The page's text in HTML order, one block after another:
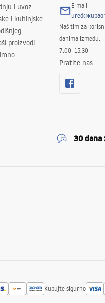
i uvoz
i kuhinjske
proizvodi
E-mail
Naš tim za
danima između:
7:00–15:30
Pratite nas
30 dana
Kupujte sigurno